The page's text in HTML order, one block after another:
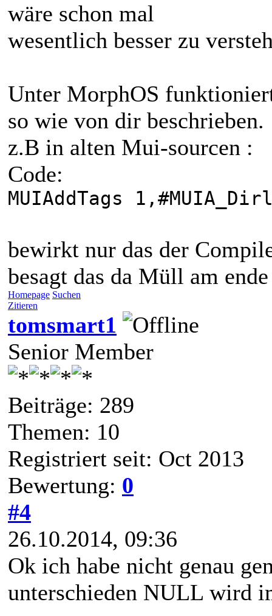
wäre schon mal
wesentlich besser zu
Unter MorphOS
so wie von dir beschrieben.
z.B in alten Mui-sourcen :
Code:
MUIAddTags
bewirkt nur das der
besagt das da Müll am
Homepage Suchen
Zitieren
tomsmart1
Senior Member
Beiträge: 289
Themen: 10
Registriert seit: Oct 2013
Bewertung: 0
#4
26.10.2014, 09:36
Ok ich habe nicht genau
unterschieden NULL wird